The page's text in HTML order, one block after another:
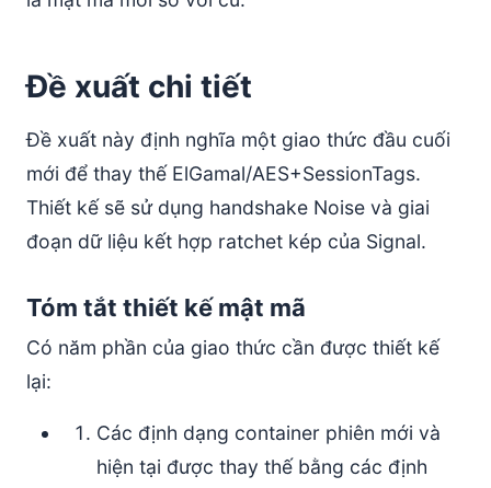
Đề xuất chi tiết
Đề xuất này định nghĩa một giao thức đầu cuối
mới để thay thế ElGamal/AES+SessionTags.
Thiết kế sẽ sử dụng handshake Noise và giai
đoạn dữ liệu kết hợp ratchet kép của Signal.
Tóm tắt thiết kế mật mã
Có năm phần của giao thức cần được thiết kế
lại:
Các định dạng container phiên mới và
hiện tại được thay thế bằng các định